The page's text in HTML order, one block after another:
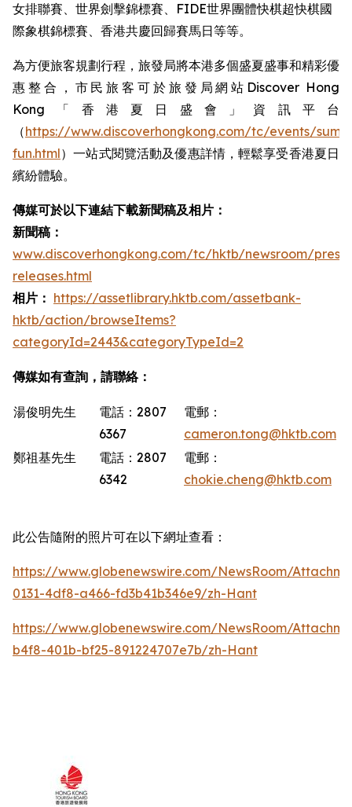
女排聯賽、世界劍擊錦標賽、FIDE世界團體快棋超快棋國
際象棋錦標賽、香港共慶回歸賽馬日等等。 ​
為方便旅客規劃行程，旅發局將本港多個盛夏盛事和精彩優
惠整合，市民旅客可於旅發局網站Discover Hong
Kong「香港夏日盛會」資訊平台
（https://www.discoverhongkong.com/tc/events/
fun.html）一站式閱覽活動及優惠詳情，輕鬆享受香港夏日
繽紛體驗。
傳媒可於以下連結下載新聞稿及相片：
新聞稿：
www.discoverhongkong.com/tc/hktb/newsroom/press-
releases.html
相片： https://assetlibrary.hktb.com/assetbank-
hktb/action/browseItems?
categoryId=2443&categoryTypeId=2
傳媒如有查詢，請聯絡：
湯俊明先生
電話：2807
6367
電郵：
cameron.tong@hktb.com
鄭祖基先生
電話：2807
6342
電郵：
chokie.cheng@hktb.com
此公告隨附的照片可在以下網址查看：
https://www.globenewswire.com/NewsRoom/
0131-4df8-a466-fd3b41b346e9/zh-Hant
https://www.globenewswire.com/NewsRoom/
b4f8-401b-bf25-891224707e7b/zh-Hant